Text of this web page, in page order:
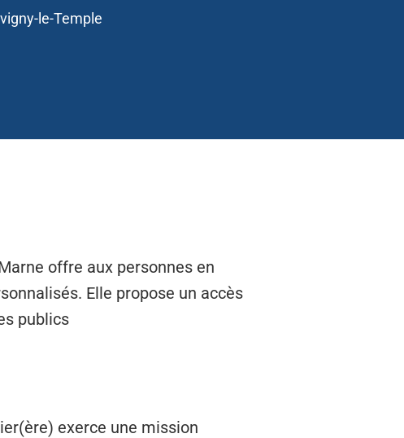
le-Temple
offre aux personnes en
Elle propose un accès
publics
exerce une mission